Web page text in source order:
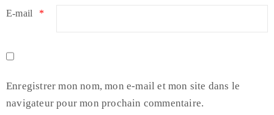
E-mail *
Enregistrer mon nom, mon e-mail et mon site dans le
navigateur pour mon prochain commentaire.